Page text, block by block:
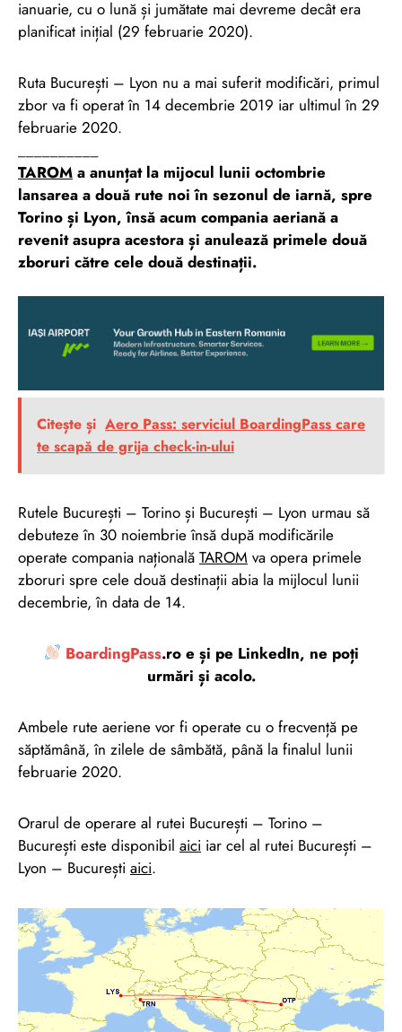
ianuarie, cu o lună și jumătate mai devreme decât era
planificat inițial (29 februarie 2020).
Ruta București – Lyon nu a mai suferit modificări, primul
zbor va fi operat în 14 decembrie 2019 iar ultimul în 29
februarie 2020.
TAROM a anunțat la mijocul lunii octombrie
lansarea a două rute noi în sezonul de iarnă, spre
Torino și Lyon, însă acum compania aeriană a
revenit asupra acestora și anulează primele două
zboruri către cele două destinații.
Citește și Aero Pass: serviciul BoardingPass care
te scapă de grija check-in-ului
Rutele București – Torino și București – Lyon urmau să
debuteze în 30 noiembrie însă după modificările
operate compania națională TAROM va opera primele
zboruri spre cele două destinații abia la mijlocul lunii
decembrie, în data de 14.
BoardingPass.ro e și pe LinkedIn, ne poți
urmări și acolo.
Ambele rute aeriene vor fi operate cu o frecvență pe
săptămână, în zilele de sâmbătă, până la finalul lunii
februarie 2020.
Orarul de operare al rutei București – Torino –
București este disponibil aici iar cel al rutei București –
Lyon – București aici.